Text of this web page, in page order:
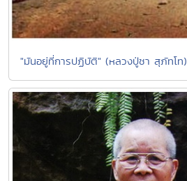
"มันอยู่ที่การปฏิบัติ" (หลวงปู่ชา สุภัทโท)